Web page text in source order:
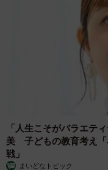
「人生こそがバラエテ
美 子どもの教育考え「
戦」
まいどなトピック